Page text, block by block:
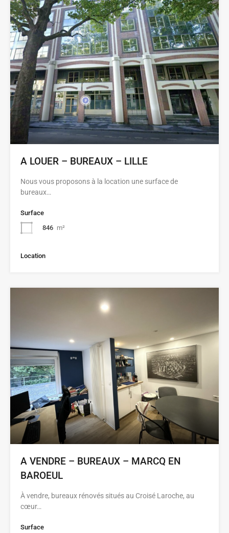
A LOUER – BUREAUX – LILLE
Nous vous proposons à la location une surface de
bureaux…
Surface
846 m²
Location
A VENDRE – BUREAUX – MARCQ EN
BAROEUL
À vendre, bureaux rénovés situés au Croisé Laroche, au
cœur…
Surface